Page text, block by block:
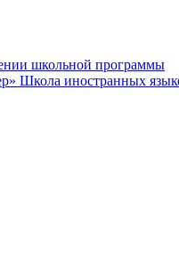
школьной программы
Школа иностранных